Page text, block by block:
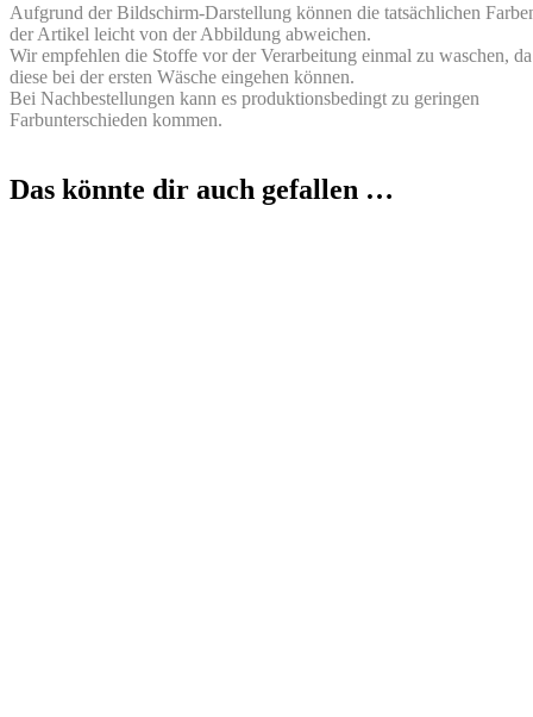
Aufgrund der Bildschirm-Darstellung können die tatsächlichen
der Artikel leicht von der Abbildung abweichen.
Wir empfehlen die Stoffe vor der Verarbeitung einmal zu waschen, da
diese bei der ersten Wäsche eingehen können.
Bei Nachbestellungen kann es produktionsbedingt zu geringen
Farbunterschieden kommen.
Das könnte dir auch gefallen …